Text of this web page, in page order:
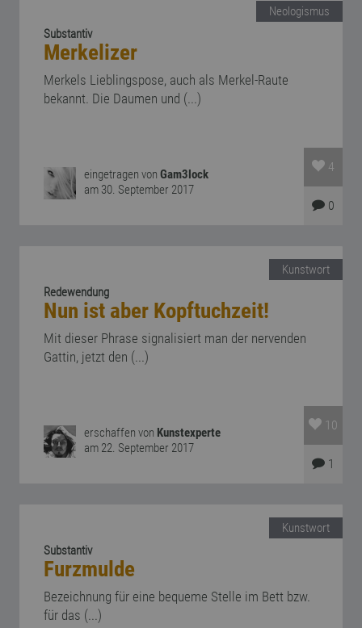
Neologismus
Substantiv
Merkelizer
Merkels Lieblingspose, auch als Merkel-Raute
bekannt. Die Daumen und (...)
eingetragen vonGam3lock
am 30. September 2017
4
0
Kunstwort
Redewendung
Nun ist aber Kopftuchzeit!
Mit dieser Phrase signalisiert man der nervenden
Gattin, jetzt den (...)
erschaffen von Kunstexperte
am 22. September 2017
10
1
Kunstwort
Substantiv
Furzmulde
Bezeichnung für eine bequeme Stelle im Bett bzw.
für das (...)